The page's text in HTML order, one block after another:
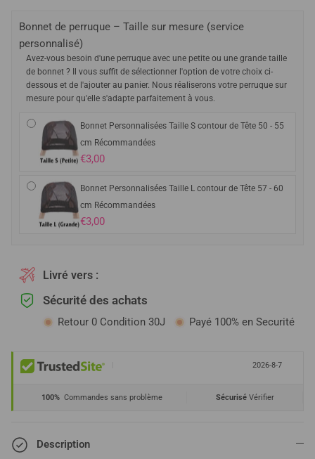
Bonnet de perruque – Taille sur mesure (service
personnalisé)
Avez-vous besoin d'une perruque avec une petite ou une grande taille
de bonnet ? Il vous suffit de sélectionner l'option de votre choix ci-
dessous et de l'ajouter au panier. Nous réaliserons votre perruque sur
mesure pour qu'elle s'adapte parfaitement à vous.
Bonnet Personnalisées Taille S contour de Tête 50 - 55
cm Récommandées
€3,00
Bonnet Personnalisées Taille L contour de Tête 57 - 60
cm Récommandées
€3,00
Livré vers :
Sécurité des achats
Retour 0 Condition 30J Payé 100% en Securité
2026-8-7
100% Commandes sans problème SécuriséVérifier
Description